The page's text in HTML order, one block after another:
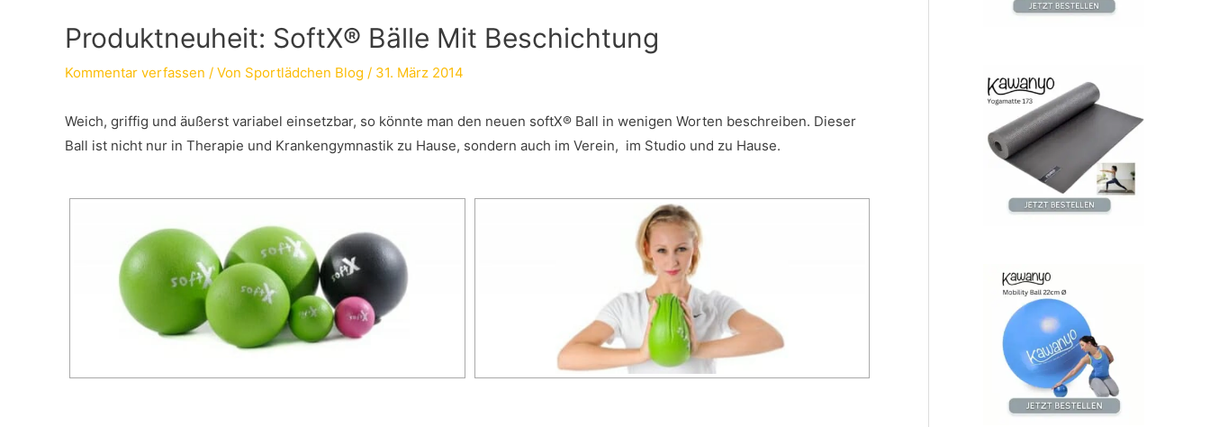
Produktneuheit: SoftX® Bälle Mit Beschichtung
Kommentar verfassen / Von Sportlädchen Blog / 31. März 2014
Weich, griffig und äußerst variabel einsetzbar, so könnte man den neuen softX® Ball in wenigen Worten beschreiben. Dieser
Ball ist nicht nur in Therapie und Krankengymnastik zu Hause, sondern auch im Verein, im Studio und zu Hause.